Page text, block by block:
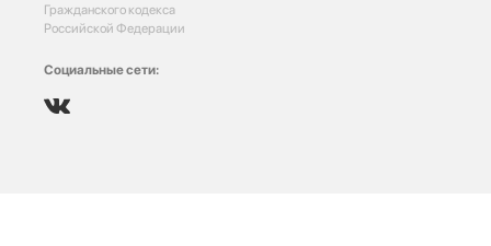
Гражданского кодекса
Российской Федерации
Социальные сети: